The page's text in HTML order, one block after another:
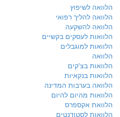
הלוואה לשיפוץ
הלוואה להליך רפואי
הלוואה להשקעה
הלוואות לעסקים בקשיים
הלוואות למוגבלים
הלוואה
הלוואות בצ'קים
הלוואות בנקאיות
הלוואה בערבות המדינה
הלוואות מהיום להיום
הלוואת אקספרס
הלוואות לסטודנטים